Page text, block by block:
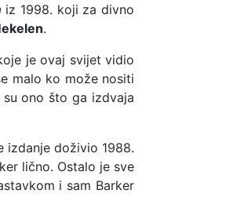
iz 1998. koji za divno
.
je ovaj svijet vidio
malo ko može nositi
ono što ga izdvaja
izdanje doživio 1988.
lično. Ostalo je sve
i sam Barker